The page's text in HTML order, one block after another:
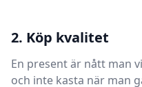
2. Köp kvalitet
En present är nått man
och inte kasta när man